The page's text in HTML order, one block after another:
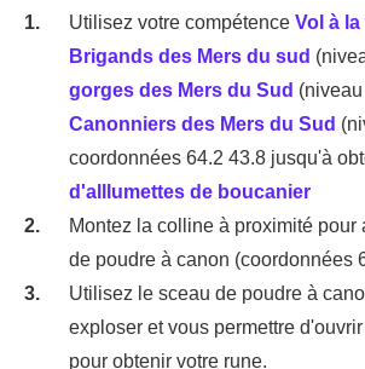
Utilisez votre compétence Vol à la
Brigands des Mers du sud
gorges des Mers du Sud
Canonniers des Mers du Sud
coordonnées 64.2 43.8 jusqu'à
d'alllumettes de boucanier
Montez la colline à proximité pour
de poudre à canon (coordonnées
Utilisez le sceau de poudre à
exploser et vous permettre
pour obtenir votre rune.